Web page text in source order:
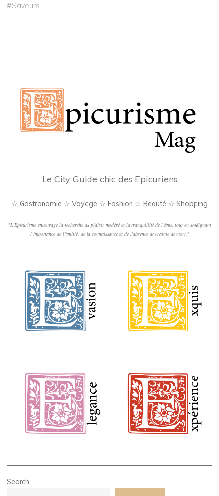
#Saveurs
Le City Guide chic des Epicuriens
☆ Gastronomie ☆ Voyage ☆ Fashion ☆ Beauté ☆ Shopping
"L'Epicurisme encourage la recherche du plaisir modéré et la tranquillité de l’âme, tout en soulignant
l’importance de l’amitié, de la connaissance et de l’absence de crainte de mort."
Search